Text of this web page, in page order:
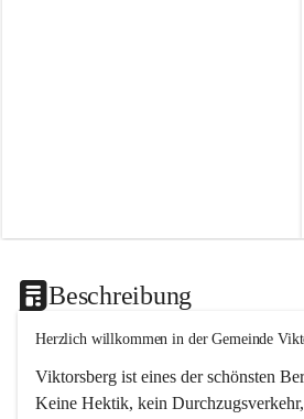
Beschreibung
Herzlich willkommen in der Gemeinde
Viktorsberg ist eines der schönsten
Keine Hektik, kein